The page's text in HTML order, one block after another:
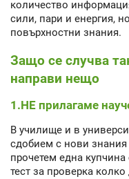
количество
сили, пари и енергия,
повърхностни знания.
Защо се случва
направи нещо
1.НЕ прилагаме
В училище и в
сдобием с нови знания
прочетем една
тест за проверка